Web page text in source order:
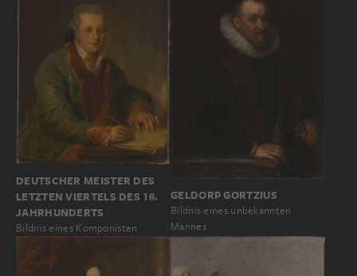
DEUTSCHER MEISTER DES
LETZTEN VIERTELS DES 18.
JAHRHUNDERTS
Bildnis eines Komponisten
GELDORP GORTZIUS
Bildnis eines unbekannten
Mannes